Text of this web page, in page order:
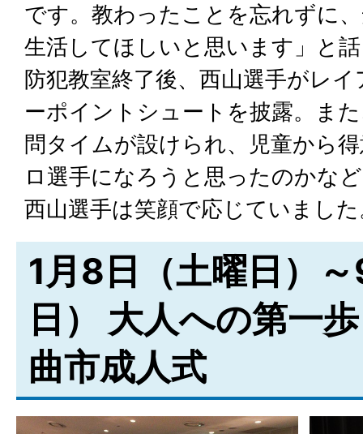
です。教わったことを忘れずに
生活してほしいと思います」と
防犯教室終了後、西山選手がレ
ーポイントシュートを披露。ま
問タイムが設けられ、児童から
ロ選手になろうと思ったのかな
西山選手は笑顔で応じていまし
1月8日（土曜日）
日） 大人への第一
曲市成人式